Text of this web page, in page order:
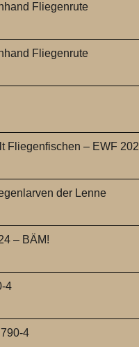
Fliegenrute
Fliegenrute
Fliegenfischen – EWF
der Lenne
– BÄM!
4
4